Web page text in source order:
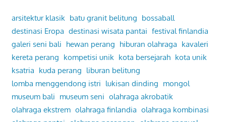
arsitektur klasik batu granit belitung bossaball
destinasi Eropa destinasi wisata pantai festival finlandia
galeri seni bali hewan perang hiburan olahraga kavaleri
kereta perang kompetisi unik kota bersejarah kota unik
ksatria kuda perang liburan belitung
lomba menggendong istri lukisan dinding mongol
museum bali museum seni olahraga akrobatik
olahraga ekstrem olahraga finlandia olahraga kombinasi